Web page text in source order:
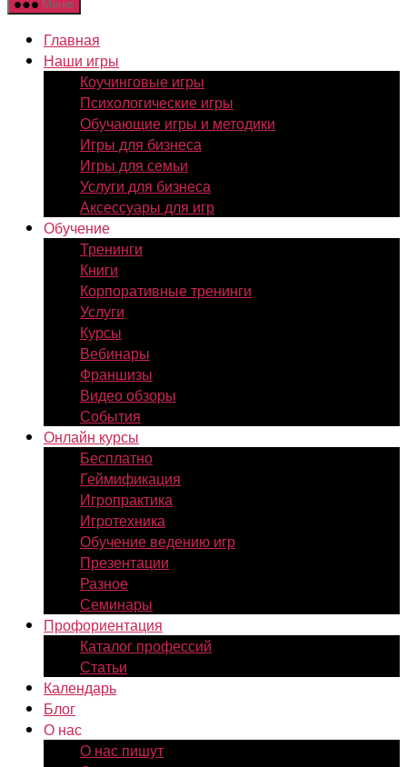
Меню
Главная
Наши игры
Коучинговые игры
Психологические игры
Обучающие игры и методики
Игры для бизнеса
Игры для семьи
Услуги для бизнеса
Аксессуары для игр
Обучение
Тренинги
Книги
Корпоративные тренинги
Услуги
Курсы
Вебинары
Франшизы
Видео обзоры
События
Онлайн курсы
Бесплатно
Геймификация
Игропрактика
Игротехника
Обучение ведению игр
Презентации
Разное
Семинары
Профориентация
Каталог профессий
Статьи
Календарь
Блог
О нас
О нас пишут